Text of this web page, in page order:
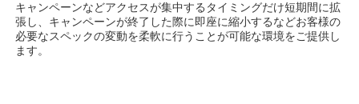
キャンペーンなどアクセスが集中するタイミングだけ短期間に拡
張し、キャンペーンが終了した際に即座に縮小するなどお客様の
必要なスペックの変動を柔軟に行うことが可能な環境をご提供し
ます。